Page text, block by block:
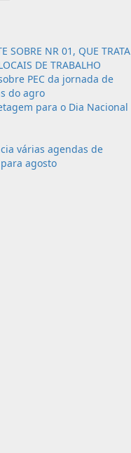
SOBRE NR 01, QUE TRATA
DE TRABALHO
PEC da jornada de
do agro
para o Dia Nacional
várias agendas de
agosto